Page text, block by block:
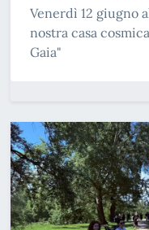
Venerdì 12 giugno
nostra casa
Gaia"